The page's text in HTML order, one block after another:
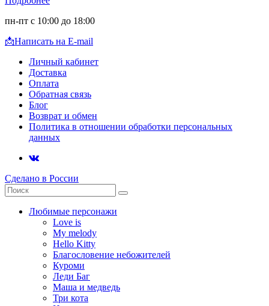
пн-пт с 10:00 до 18:00
📩Написать на E-mail
Личный кабинет
Доставка
Оплата
Обратная связь
Блог
Возврат и обмен
Политика в отношении обработки персональных
данных
Сделано в России
Любимые персонажи
Love is
My melody
Hello Kitty
Благословение небожителей
Куроми
Леди Баг
Маша и медведь
Три кота